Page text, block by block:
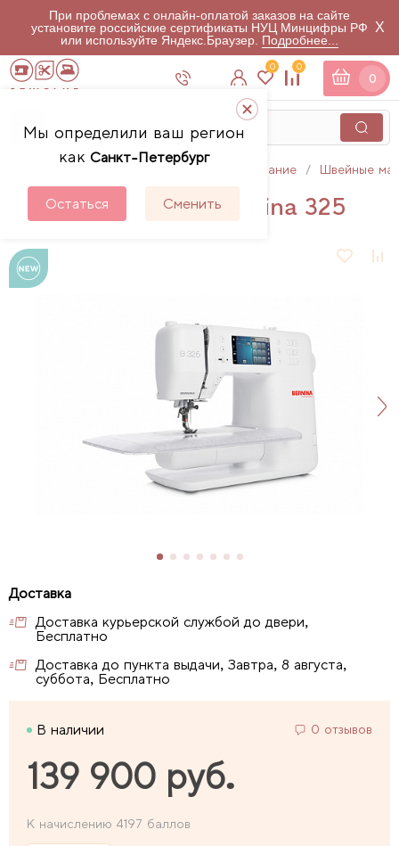
При проблемах с онлайн-оплатой заказов на сайте
установите российские сертификаты НУЦ Минцифры РФ
или используйте Яндекс.Браузер. Подробнее...
X
Мы определили ваш регион
как Санкт-Петербург
Остаться Сменить
0 0
0
Швейное оборудование Швейные
Швейная машина Bernina 325
Доставка курьерской службой до двери,
Бесплатно
Доставка до пункта выдачи, Завтра, 8 августа,
суббота, Бесплатно
В наличии 0 отзывов
139 900 руб.
К начислению 4197 баллов